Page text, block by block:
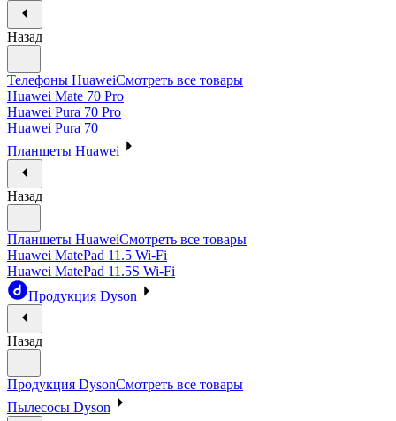
Назад
Телефоны HuaweiСмотреть все товары
Huawei Mate 70 Pro
Huawei Pura 70 Pro
Huawei Pura 70
Планшеты Huawei
Назад
Планшеты HuaweiСмотреть все товары
Huawei MatePad 11.5 Wi-Fi
Huawei MatePad 11.5S Wi-Fi
Продукция Dyson
Назад
Продукция DysonСмотреть все товары
Пылесосы Dyson